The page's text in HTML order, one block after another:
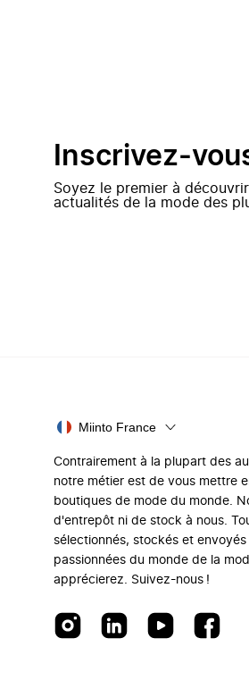
Inscrivez-
Soyez le premier à
actualités de la mode des
Miinto France
Contrairement à la plupart des
notre métier est de vous mettre
boutiques de mode du monde.
d'entrepôt ni de stock à nous.
sélectionnés, stockés et
passionnées du monde de la
apprécierez. Suivez-nous !